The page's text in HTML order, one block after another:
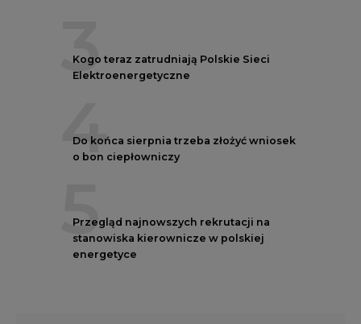
3
Kogo teraz zatrudniają Polskie Sieci
Elektroenergetyczne
4
Do końca sierpnia trzeba złożyć wniosek
o bon ciepłowniczy
5
Przegląd najnowszych rekrutacji na
stanowiska kierownicze w polskiej
energetyce